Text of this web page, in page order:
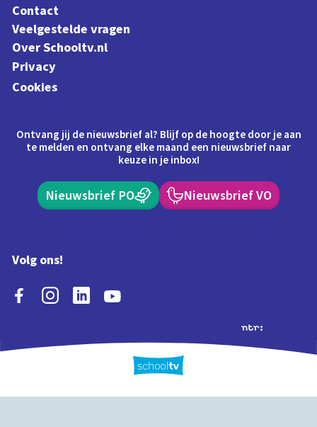
Contact
Veelgestelde vragen
Over Schooltv.nl
Privacy
Cookies
Ontvang jij de nieuwsbrief al? Blijf op de hoogte door je aan
te melden en ontvang elke maand een nieuwsbrief naar
keuze in je inbox!
Nieuwsbrief PO Nieuwsbrief VO
Volg ons!